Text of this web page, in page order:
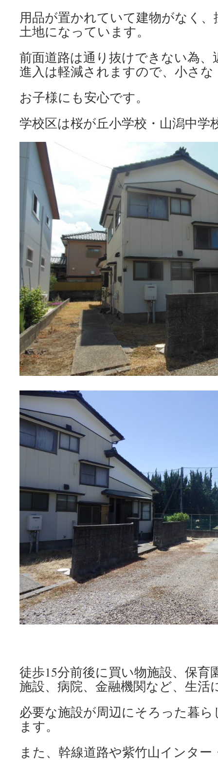
用品が置かれていて建物がなく
土地になっています。
前面道路は通り抜けできない為、
進入は軽減されますので、小さな
お子様にも安心です。
学校区は桜が丘小学校・山潟中学
徒歩15分前後に買い物施設、保育
施設、病院、金融機関など、生活
必要な施設が周辺にそろった暮
ます。
また、幹線道路や紫竹山インタ